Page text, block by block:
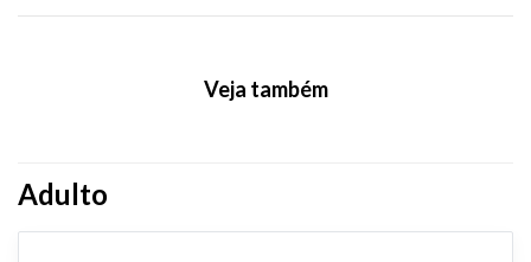
Veja também
Adulto